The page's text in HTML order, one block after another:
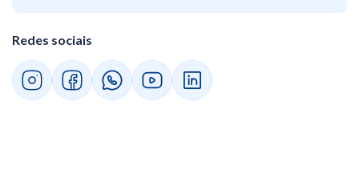
Redes sociais